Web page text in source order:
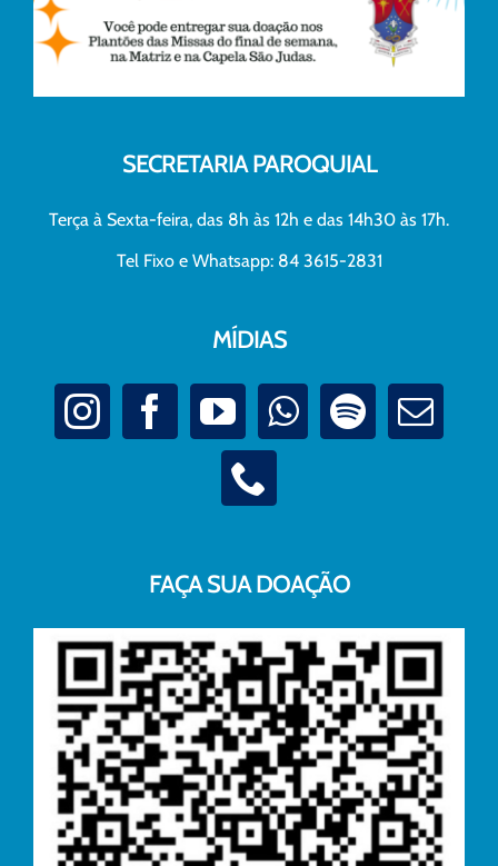
SECRETARIA PAROQUIAL
Terça à Sexta-feira, das 8h às 12h e das 14h30 às 17h.
Tel Fixo e Whatsapp: 84 3615-2831
MÍDIAS
FAÇA SUA DOAÇÃO